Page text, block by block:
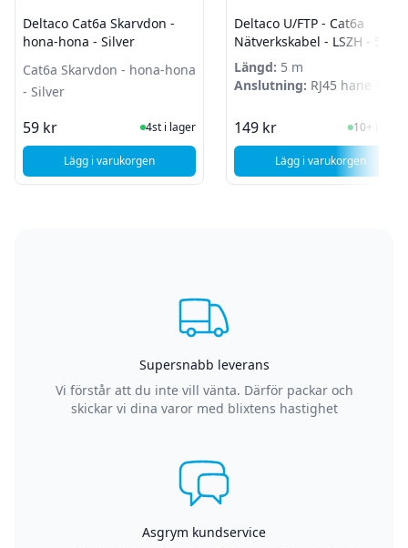
Deltaco Cat6a Skarvdon -
hona-hona - Silver
Cat6a Skarvdon - hona-hona
- Silver
59 kr I Lager
4st i lager
Lägg i varukorgen, Deltaco Cat6a Skarvdon - hona-hona - Silver
Deltaco U/FTP - Cat6a
Nätverkskabel - LSZH - 5m -
Vit
Längd: 5 m
Anslutning: RJ45 hane -
149 kr I Lager
10+ i lager
Lägg i varukorgen
, Deltaco U/FTP
Supersnabb leverans
Vi förstår att du inte vill vänta. Därför packar och
skickar vi dina varor med blixtens hastighet
Asgrym kundservice